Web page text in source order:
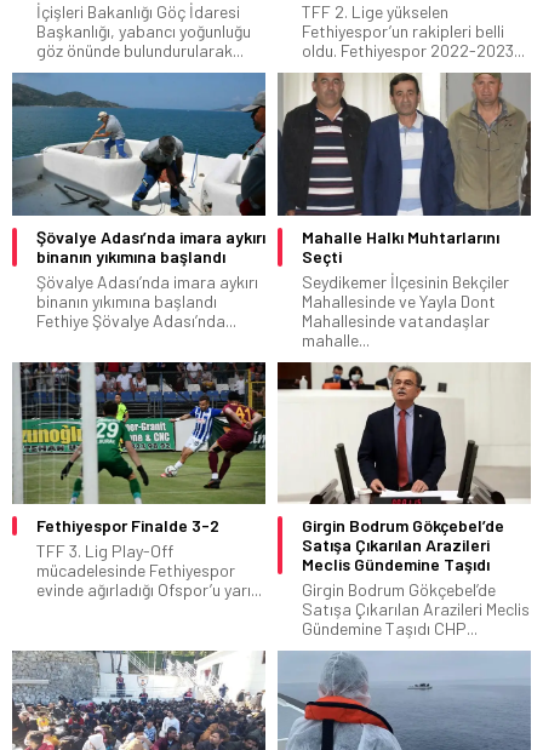
İçişleri Bakanlığı Göç İdaresi
Başkanlığı, yabancı yoğunluğu
göz önünde bulundurularak...
TFF 2. Lige yükselen
Fethiyespor’un rakipleri belli
oldu. Fethiyespor 2022-2023...
Şövalye Adası’nda imara aykırı
binanın yıkımına başlandı
Şövalye Adası’nda imara aykırı
binanın yıkımına başlandı
Fethiye Şövalye Adası’nda...
Mahalle Halkı Muhtarlarını
Seçti
Seydikemer İlçesinin Bekçiler
Mahallesinde ve Yayla Dont
Mahallesinde vatandaşlar
mahalle...
Fethiyespor Finalde 3-2
TFF 3. Lig Play-Off
mücadelesinde Fethiyespor
evinde ağırladığı Ofspor’u yarı...
Girgin Bodrum Gökçebel’de
Satışa Çıkarılan Arazileri
Meclis Gündemine Taşıdı
Girgin Bodrum Gökçebel’de
Satışa Çıkarılan Arazileri Meclis
Gündemine Taşıdı CHP...